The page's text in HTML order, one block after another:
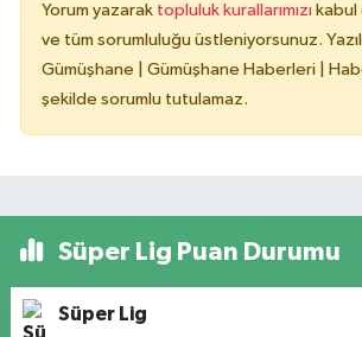
Yorum yazarak topluluk kurallarımızı
ve tüm sorumluluğu üstleniyorsunuz.
Gümüşhane | Gümüşhane Haberleri |
şekilde sorumlu tutulamaz.
Süper Lig Puan Durumu
Süper Lig